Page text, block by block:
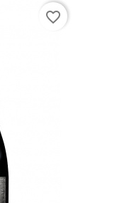
favorite_border